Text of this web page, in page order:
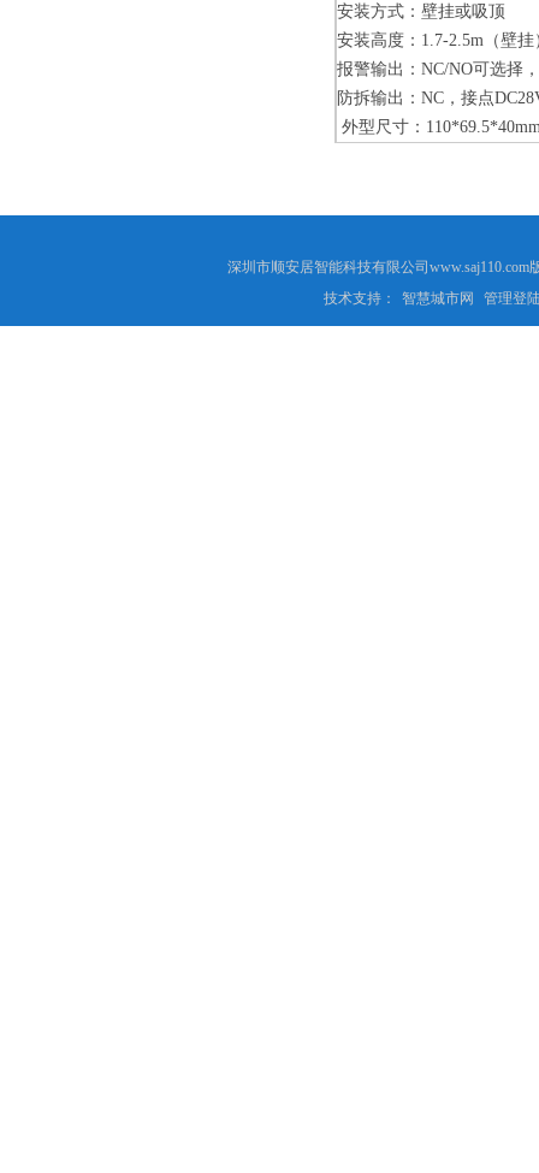
安装方式：壁挂或吸顶
安装高度：1.7-2.5m（壁
报警输出：NC/NO可选择
防拆输出：NC，接点
外型尺寸：
深圳市顺安居智能科技有限公司
技术支持：
智慧城市网 管理登